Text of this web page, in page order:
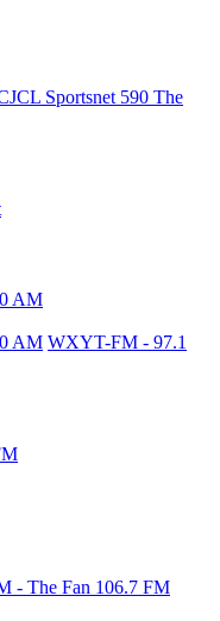
Sportsnet 590 The
AM
AM WXYT-FM - 97.1
- The Fan 106.7 FM